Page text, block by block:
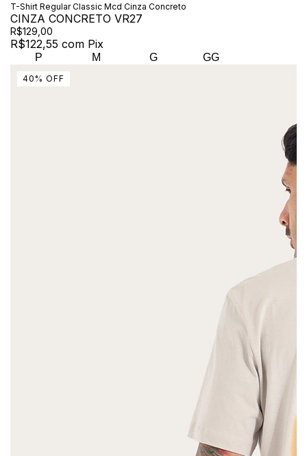
T-Shirt Regular Classic Mcd Cinza Concreto
CINZA CONCRETO VR27
R$129,00
R$122,55 com Pix
P M G GG
40 % OFF